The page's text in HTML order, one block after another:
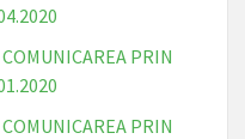
PRIN
PRIN